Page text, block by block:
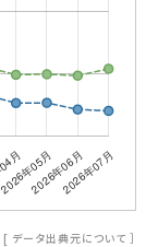
[ データ出典元について ］